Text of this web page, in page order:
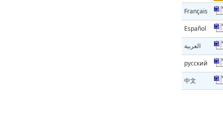
Français
Español
العربية
русский
中文